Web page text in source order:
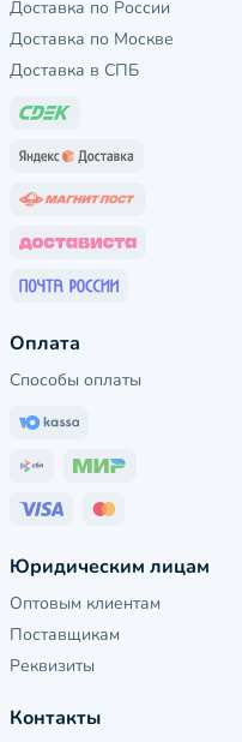
Доставка по России
Доставка по Москве
Доставка в СПБ
Оплата
Способы оплаты
Юридическим лицам
Оптовым клиентам
Поставщикам
Реквизиты
Контакты